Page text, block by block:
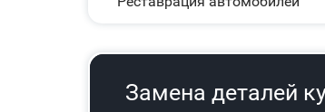
Замена деталей